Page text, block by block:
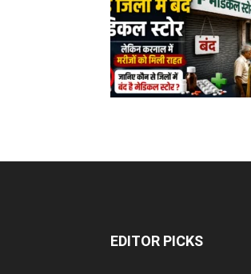
EDITOR PICKS